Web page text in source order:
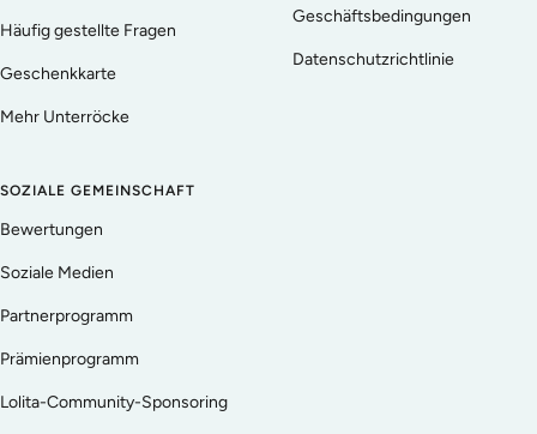
Häufig gestellte Fragen
Geschenkkarte
Mehr Unterröcke
Geschäftsbedingungen
Datenschutzrichtlinie
SOZIALE GEMEINSCHAFT
Bewertungen
Soziale Medien
Partnerprogramm
Prämienprogramm
Lolita-Community-Sponsoring